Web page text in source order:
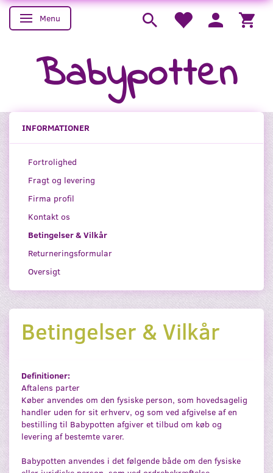
Skifte navigation
Menu
Babypotten
INFORMATIONER
Fortrolighed
Fragt og levering
Firma profil
Kontakt os
Betingelser & Vilkår
Returneringsformular
Oversigt
Betingelser & Vilkår
Definitioner:
Aftalens parter
Køber anvendes om den fysiske person, som hovedsagelig
handler uden for sit erhverv, og som ved afgivelse af en
bestilling til Babypotten afgiver et tilbud om køb og
levering af bestemte varer.
Babypotten anvendes i det følgende både om den fysiske